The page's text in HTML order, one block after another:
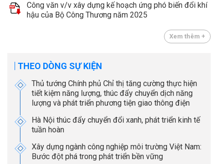
Công văn v/v xây dựng kế hoạch ứng phó biến đổi khí
hậu của Bộ Công Thương năm 2025
Xem thêm +
THEO DÒNG SỰ KIỆN
Thủ tướng Chính phủ Chỉ thị tăng cường thực hiện
tiết kiệm năng lượng, thúc đẩy chuyển dịch năng
lượng và phát triển phương tiện giao thông điện
Hà Nội thúc đẩy chuyển đổi xanh, phát triển kinh tế
tuần hoàn
Xây dựng ngành công nghiệp môi trường Việt Nam:
Bước đột phá trong phát triển bền vững